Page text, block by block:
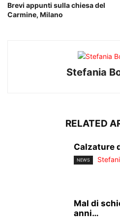
Brevi appunti sulla chiesa del
Carmine, Milano
Stefania
RELATED
Calzature
NEWS
Mal di
anni…